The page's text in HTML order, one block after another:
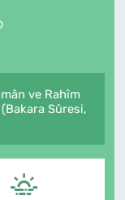
ve Rahîm
Sûresi,